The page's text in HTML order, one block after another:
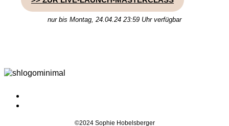
nur bis Montag, 24.04.24 23:59 Uhr verfügbar
©2024 Sophie Hobelsberger